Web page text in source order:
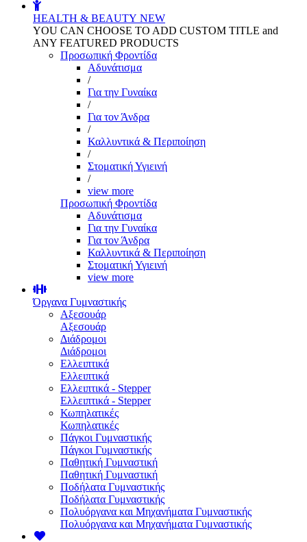
HEALTH & BEAUTY NEW
YOU CAN CHOOSE TO ADD CUSTOM TITLE and
ANY FEATURED PRODUCTS
Προσωπική Φροντίδα
Αδυνάτισμα
/
Για την Γυναίκα
/
Για τον Άνδρα
/
Καλλυντικά & Περιποίηση
/
Στοματική Υγιεινή
/
view more
Προσωπική Φροντίδα
Αδυνάτισμα
Για την Γυναίκα
Για τον Άνδρα
Καλλυντικά & Περιποίηση
Στοματική Υγιεινή
view more
Όργανα Γυμναστικής
Αξεσουάρ
Αξεσουάρ
Διάδρομοι
Διάδρομοι
Ελλειπτικά
Ελλειπτικά
Ελλειπτικά - Stepper
Ελλειπτικά - Stepper
Κωπηλατικές
Κωπηλατικές
Πάγκοι Γυμναστικής
Πάγκοι Γυμναστικής
Παθητική Γυμναστική
Παθητική Γυμναστική
Ποδήλατα Γυμναστικής
Ποδήλατα Γυμναστικής
Πολυόργανα και Μηχανήματα Γυμναστικής
Πολυόργανα και Μηχανήματα Γυμναστικής